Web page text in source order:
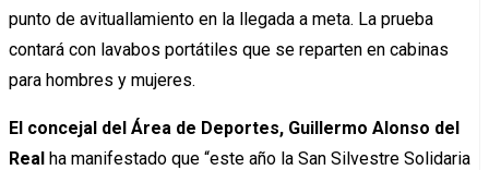
punto de avituallamiento en la llegada a meta. La prueba
contará con lavabos portátiles que se reparten en cabinas
para hombres y mujeres.
El concejal del Área de Deportes, Guillermo Alonso del
Real ha manifestado que “este año la San Silvestre Solidaria